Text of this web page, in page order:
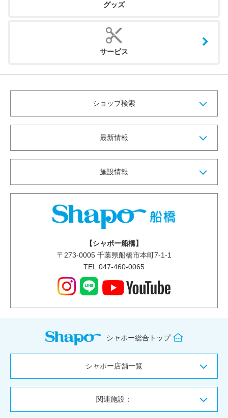
グッズ
サービス
ショップ検索
最新情報
施設情報
【シャポー船橋】
〒 273-0005千葉県船橋市本町7-1-1
TEL:047-460-0065
シャポー総合トップ
シャポー店舗一覧
関連施設：